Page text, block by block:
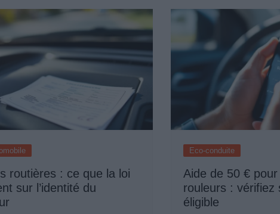
routières : ce que la loi
sur l’identité du
Eco-conduite
Aide de 50 €
rouleurs : vérifiez
éligible